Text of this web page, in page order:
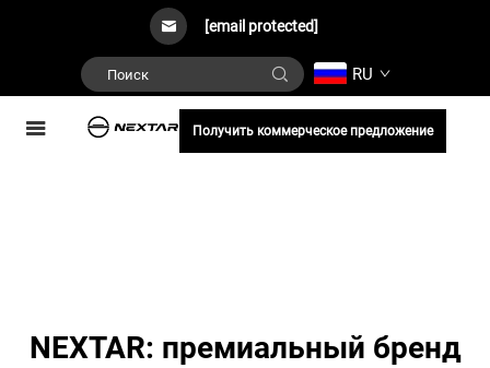
[email protected]
RU
Получить коммерческое предложение
NEXTAR: премиальный бренд